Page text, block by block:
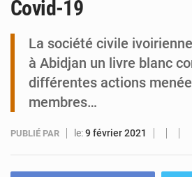
Covid-19
La société civile
à Abidjan un livre blanc
différentes actions
membres…
PUBLIÉ PAR le:9 février 2021